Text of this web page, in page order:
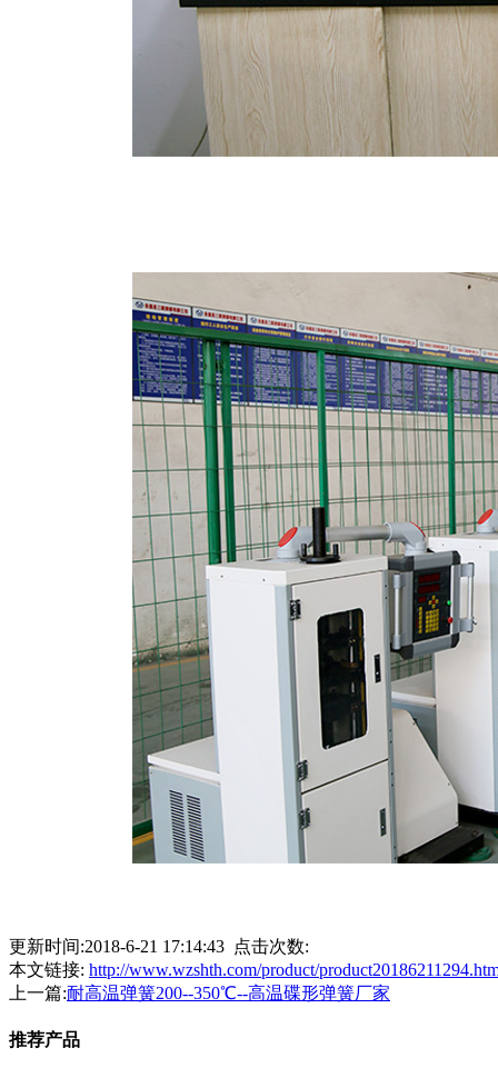
更新时间:2018-6-21 17:14:43 点击次数:
本文链接: http://www.wzshth.com/product/
上一篇:耐高温弹簧200--350℃--高温碟形弹簧厂家
推荐产品